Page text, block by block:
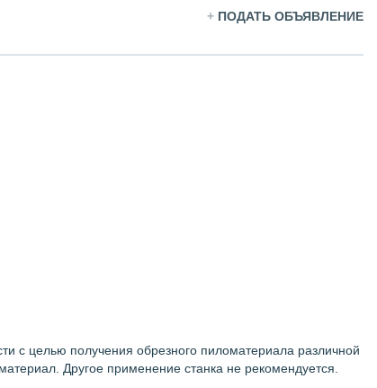
+ ПОДАТЬ ОБЪЯВЛЕНИЕ
с целью получения обрезного пиломатериала различной
Другое применение станка не рекомендуется.